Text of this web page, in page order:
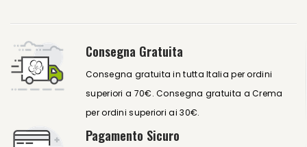
Consegna Gratuita
Consegna gratuita in tutta Italia per ordini
superiori a 70€. Consegna gratuita a Crema
per ordini superiori ai 30€.
Pagamento Sicuro